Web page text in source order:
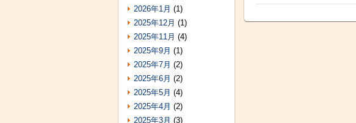
2026年1月 (1)
2025年12月 (1)
2025年11月 (4)
2025年9月 (1)
2025年7月 (2)
2025年6月 (2)
2025年5月 (4)
2025年4月 (2)
2025年3月 (3)